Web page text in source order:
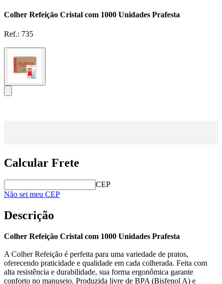
Colher Refeição Cristal com 1000 Unidades Prafesta
Ref.: 735
Calcular Frete
CEP
Não sei meu CEP
Descrição
Colher Refeição Cristal com 1000 Unidades Prafesta
A Colher Refeição é perfeita para uma variedade de pratos,
oferecendo praticidade e qualidade em cada colherada. Feita com
alta resistência e durabilidade, sua forma ergonômica garante
conforto no manuseio. Produzida livre de BPA (Bisfenol A) e